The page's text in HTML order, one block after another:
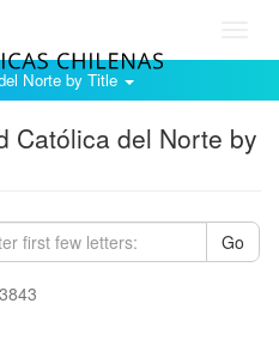
Norte by Title
Católica del Norte by
Go